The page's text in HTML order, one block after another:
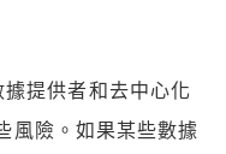
提供者和去中心化
風險。如果某些數據